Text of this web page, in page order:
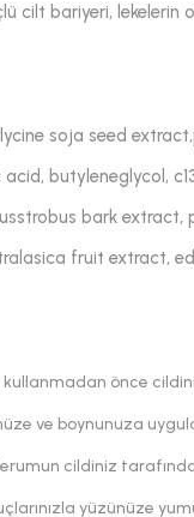
cilt bariyeri, lekelerin
soja seed
butyleneglycol,
bark extract,
fruit extract,
kullanmadan önce
ve boynunuza
cildiniz
yüzünüze